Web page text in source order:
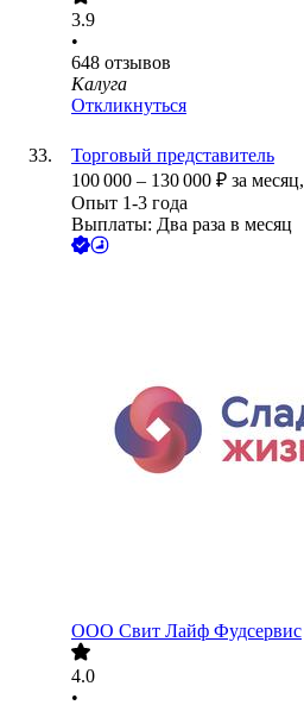
3.9
•
648 отзывов
Калуга
Откликнуться
Торговый представитель
100 000 – 130 000 ₽ за месяц,
Опыт 1-3 года
Выплаты: Два раза в месяц
ООО Свит Лайф Фудсервис
4.0
•